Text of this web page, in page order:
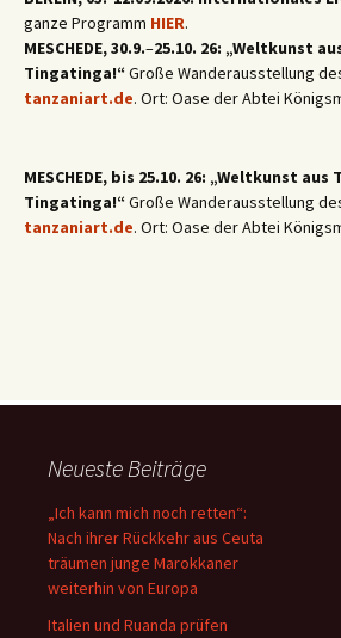
ganze Programm HIER.
MESCHEDE, 30.9.–25.10. 26: „Weltkunst
Tingatinga!“Große Wanderausstellung
tanzaniart.de. Ort: Oase der Abtei
MESCHEDE, bis 25.10. 26: „Weltkunst
Tingatinga!“Große Wanderausstellung
tanzaniart.de. Ort: Oase der Abtei
Neueste Beiträge
„Ich kann mich noch retten“:
Nach ihrer Rückkehr aus Ceuta
träumen junge Marokkaner
weiterhin von Europa
Italien und Ruanda prüfen